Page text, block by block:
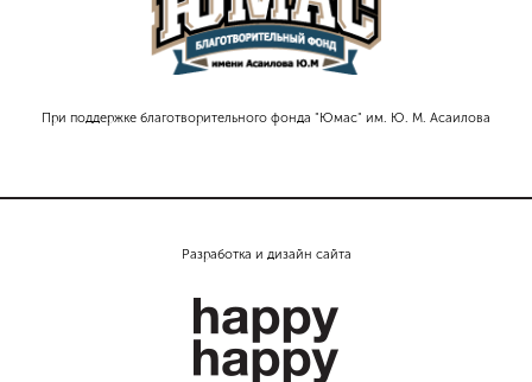
При поддержке благотворительного фонда "Юмас" им. Ю. М. Асаилова
Разработка и дизайн сайта